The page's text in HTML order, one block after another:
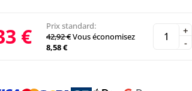
€
Prix standard:
42,92 €Vous économisez
8,58 €
-
+